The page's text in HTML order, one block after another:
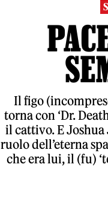
Il figo
torna con ‘Dr.
il cattivo. E
ruolo dell’eterna
che era lui, il (fu)